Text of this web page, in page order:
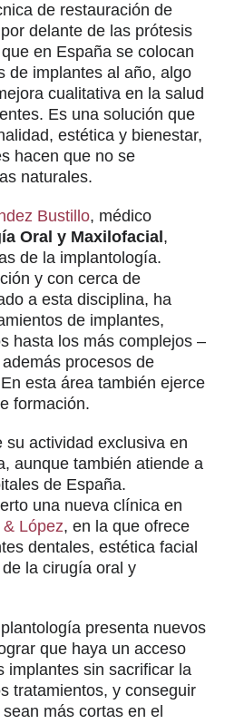
de restauración de
delante de las prótesis
en España se colocan
de implantes al año, algo
cualitativa en la salud
Es una solución que
estética y bienestar,
hacen que no se
naturales.
Bustillo, médico
Oral y Maxilofacial ,
de la implantología.
y con cerca de
a esta disciplina, ha
de implantes,
hasta los más complejos –
procesos de
esta área también ejerce
formación.
su actividad exclusiva en
aunque también atiende a
de España.
una nueva clínica en
López, en la que ofrece
dentales, estética facial
la cirugía oral y
presenta nuevos
que haya un acceso
implantes sin sacrificar la
tratamientos, y conseguir
más cortas en el